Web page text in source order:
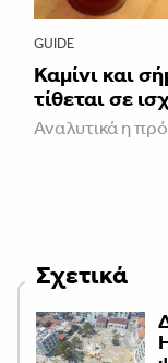
GUIDE
Καμίνι και
τίθεται σε
Αναλυτικά η
Σχετικά